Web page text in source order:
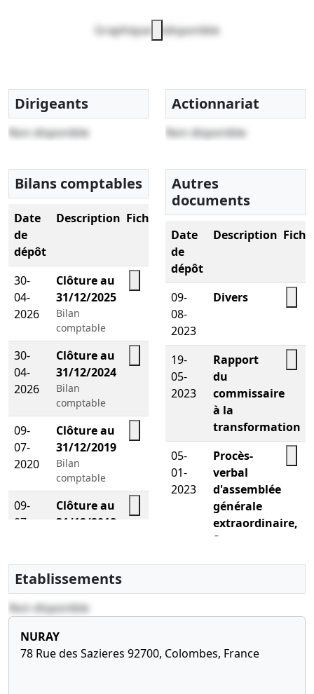
Graphique indisponible
Dirigeants
Non disponible
Actionnariat
Non disponible
Bilans comptables
Date
de
dépôt
Description Fichier
30-
04-
2026
Clôture au
31/12/2025
Bilan
comptable
30-
04-
2026
Clôture au
31/12/2024
Bilan
comptable
09-
07-
2020
Clôture au
31/12/2019
Bilan
comptable
09-
07-
Clôture au
31/12/2018
09-
07-
2020
Clôture au
31/12/2017
Bilan
09-
Clôture au
Autres
documents
Date
de
dépôt
Description
09-
08-
2023
Divers
19-
05-
2023
Rapport
du
commissaire
à la
transformation
05-
01-
2023
Procès-
verbal
d'assemblée
générale
extraordinaire,
Statuts
07-
verbal
d'assemblée
Etablissements
Non disponible
NURAY
78 Rue des Sazieres 92700, Colombes, France